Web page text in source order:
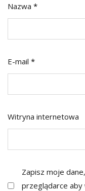
Nazwa *
E-mail *
Witryna internetowa
Zapisz moje
przeglądarce aby